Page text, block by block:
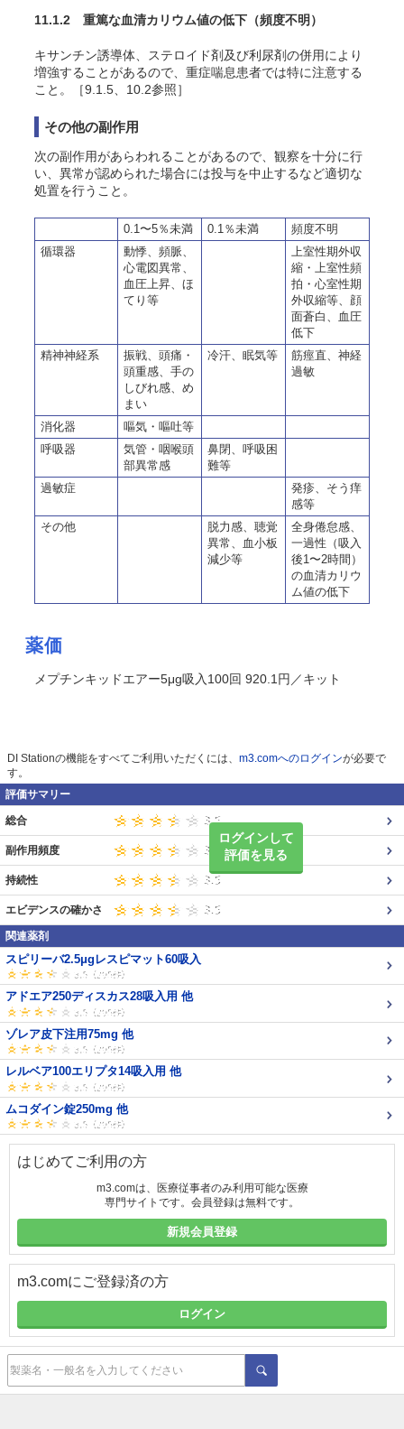
11.1.2 重篤な血清カリウム値の低下 （頻度不明）
キサンチン誘導体、ステロイド剤及び利尿剤の併用により
増強することがあるので、重症喘息患者では特に注意する
こと。［9.1.5、10.2参照］
その他の副作用
次の副作用があらわれることがあるので、観察を十分に行
い、異常が認められた場合には投与を中止するなど適切な
処置を行うこと。
0.1〜5％未満 0.1％未満
頻度不明
循環器
動悸、頻脈、
心電図異常、
血圧上昇、ほ
てり等
上室性期外収
縮・上室性頻
拍・心室性期
外収縮等、顔
面蒼白、血圧
低下
精神神経系
振戦、頭痛・
頭重感、手の
しびれ感、め
まい
冷汗、眠気等
筋痙直、神経
過敏
消化器
嘔気・嘔吐等
呼吸器
気管・咽喉頭
部異常感
鼻閉、呼吸困
難等
過敏症
発疹、そう痒
感等
その他
脱力感、聴覚
異常、血小板
減少等
全身倦怠感、
一過性（吸入
後1〜2時間）
の血清カリウ
ム値の低下
薬価
メプチンキッドエアー5μg吸入100回 920.1円／キット
DI Stationの機能をすべてご利用いただくには、 m3.comへのログインが必要で
す。
評価サマリー
ログインして
評価を見る
総合
副作用頻度
持続性
エビデンスの確かさ
関連薬剤
スピリーバ2.5μgレスピマット60吸入
アドエア250ディスカス28吸入用 他
ゾレア皮下注用75mg 他
レルベア100エリプタ14吸入用 他
ムコダイン錠250mg 他
はじめてご利用の方
m3.comは、医療従事者のみ利用可能な医療
専門サイトです。会員登録は無料です。
新規会員登録
m3.comにご登録済の方
ログイン